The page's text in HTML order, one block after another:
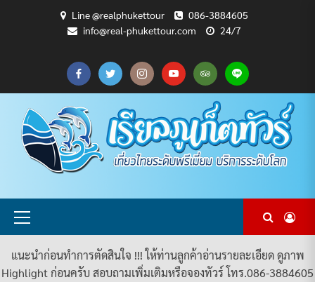
Line @realphukettour
086-3884605
info@real-phukettour.com
24/7
CART
CHECKOUT
MY
ACCOUNT
SAMPLE
PAGE
ทัวร์
ทั้งหมด
บทความ
ท่อง
เที่ยว
ยินดี
ต้อนรับ
สู่
PHUKET
TOUR
เกี่ยว
กับ
เรา
แพ็คเกจ
ทัวร์
ทั้งหมด
Primary
แนะนำก่อนทำการตัดสินใจ !!! ให้ท่านลูกค้าอ่านรายละเอียด ดูภาพ
Highlight ก่อนครับ สอบถามเพิ่มเติมหรือจองทัวร์ โทร.086-3884605